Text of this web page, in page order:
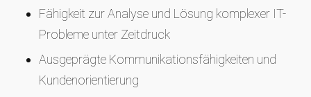
Fähigkeit zur Analyse und Lösung komplexer IT-
Probleme unter Zeitdruck
Ausgeprägte Kommunikationsfähigkeiten und
Kundenorientierung